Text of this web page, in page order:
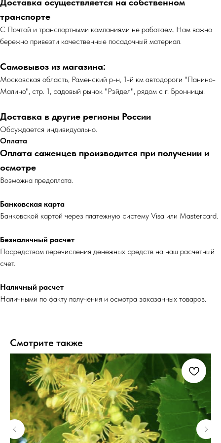
транспорте
С Почтой и транспортными компаниями не работаем. Нам важно
бережно привезти качественные посадочный материал.
Самовывоз из магазина:
Московская область, Раменский р-н, 1-й км автодороги "Панино-
Малино", стр. 1, садовый рынок "Рэйдел", рядом с г. Бронницы.
Доставка в другие регионы России
Обсуждается индивидуально.
Оплата
Оплата саженцев производится при получении и
осмотре
Возможна предоплата.
Банковская карта
Банковской картой через платежную систему Visa или Mastercard.
Безналичный расчет
Посредством перечисления денежных средств на наш расчетный
счет.
Наличный расчет
Наличными по факту получения и осмотра заказанных товаров.
Смотрите также